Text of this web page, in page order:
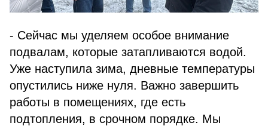
- Сейчас мы уделяем особое внимание
подвалам, которые затапливаются водой.
Уже наступила зима, дневные температуры
опустились ниже нуля. Важно завершить
работы в помещениях, где есть
подтопления, в срочном порядке. Мы